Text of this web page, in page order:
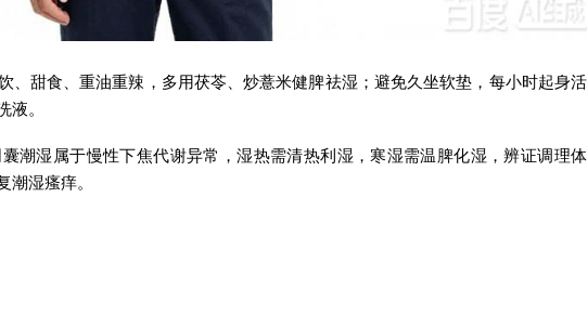
、甜食、重油重辣，多用茯苓、炒薏米健脾祛湿；避免久坐软垫，每小时起身活
液。
潮湿属于慢性下焦代谢异常，湿热需清热利湿，寒湿需温脾化湿，辨证调理体
潮湿瘙痒。